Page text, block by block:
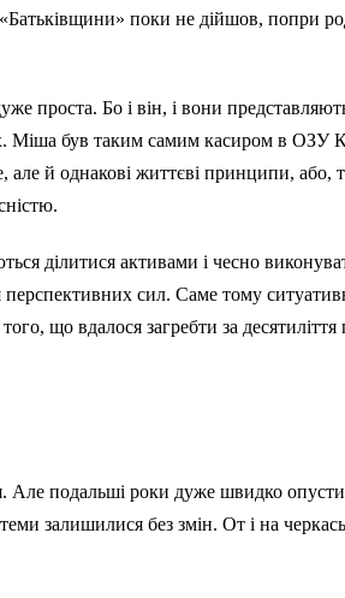
поки не дійшов, попри
проста. Бо і він, і вони
х. Міша був таким самим касиром в ОЗУ
й однакові життєві принципи, або,
ділитися активами і чесно
сил. Саме тому
що вдалося загребти за
Але подальші роки дуже швидко
залишилися без змін. От і на